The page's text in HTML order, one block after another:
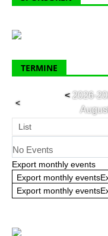
TERMINE
<
<2026-
List
No Events
Export monthly events
Export monthly
Export monthly